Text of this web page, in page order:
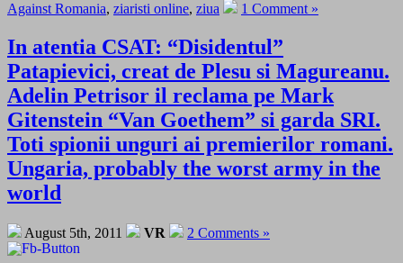
Against Romania, ziaristi online, ziua 1 Comment »
In atentia CSAT: “Disidentul”
Patapievici, creat de Plesu si Magureanu.
Adelin Petrisor il reclama pe Mark
Gitenstein “Van Goethem” si garda SRI.
Toti spionii unguri ai premierilor romani.
Ungaria, probably the worst army in the
world
August 5th, 2011 VR 2 Comments »